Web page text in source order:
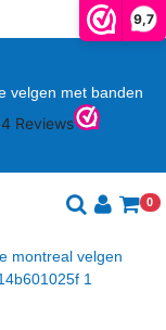
9,7
velgen met banden
0
montreal velgen
1